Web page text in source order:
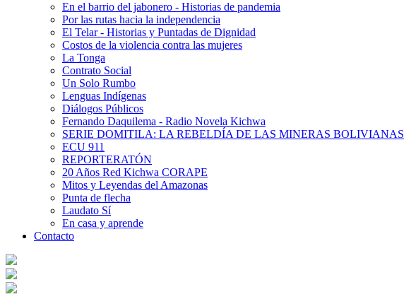
En el barrio del jabonero - Historias de pandemia
Por las rutas hacia la independencia
El Telar - Historias y Puntadas de Dignidad
Costos de la violencia contra las mujeres
La Tonga
Contrato Social
Un Solo Rumbo
Lenguas Indígenas
Diálogos Públicos
Fernando Daquilema - Radio Novela Kichwa
SERIE DOMITILA: LA REBELDÍA DE LAS MINERAS BOLIVIANAS
ECU 911
REPORTERATÓN
20 Años Red Kichwa CORAPE
Mitos y Leyendas del Amazonas
Punta de flecha
Laudato Sí
En casa y aprende
Contacto